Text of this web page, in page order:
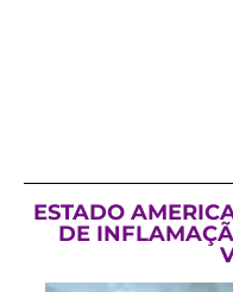
ESTADO
DE